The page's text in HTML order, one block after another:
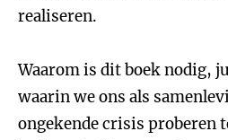
realiseren.
Waarom is dit boek nodig,
waarin we ons als
ongekende crisis proberen